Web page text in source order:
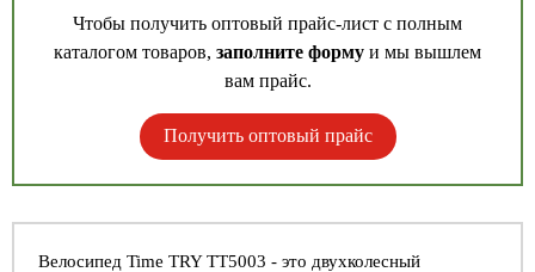
Чтобы получить оптовый прайс-лист с полным
каталогом товаров, заполните форму и мы вышлем
вам прайс.
Получить оптовый прайс
Велосипед Time TRY TT5003 - это двухколесный